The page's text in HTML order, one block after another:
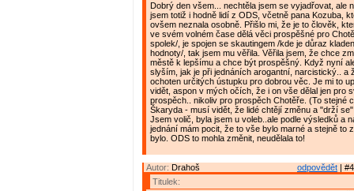
Dobrý den všem... nechtěla jsem se vyjadřovat, ale
jsem totiž i hodně lidí z ODS, včetně pana Kozuba,
ovšem neznala osobně. Přišlo mi, že je to člověk,
ve svém volném čase dělá věci prospěšné pro
spolek/, je spojen se skautingem /kde je důraz
hodnoty/, tak jsem mu věřila. Věřila jsem, že chce
městě k lepšímu a chce být prospěšný. Když nyní
slyším, jak je při jednáních arogantní, narcistický.. a
ochoten určitých ústupku pro dobrou věc. Je mi to
vidět, aspon v mých očích, že i on vše dělal jen pro
prospěch.. nikoliv pro prospěch Chotěře. (To stejné
Škaryda - musí vidět, že lidé chtějí změnu a "drží
Jsem volič, byla jsem u voleb..ale podle výsledků a
jednání mám pocit, že to vše bylo marné a stejně to
bylo. ODS to mohla změnit, neudělala to!
odpovědět |
Autor: Drahoš
Titulek: